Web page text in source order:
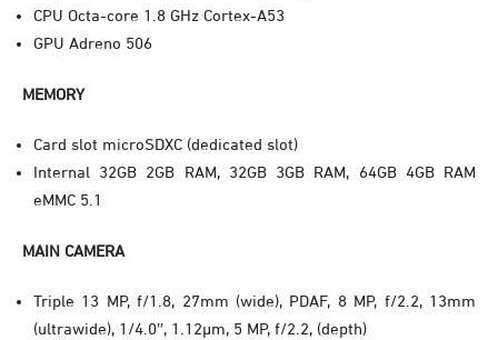
CPU Octa-core 1.8 GHz Cortex-A53
GPU Adreno 506
MEMORY
Card slot microSDXC (dedicated slot)
Internal 32GB 2GB RAM, 32GB 3GB RAM, 64GB 4GB RAM
eMMC 5.1
MAIN CAMERA
Triple 13 MP, f/1.8, 27mm (wide), PDAF, 8 MP, f/2.2, 13mm
(ultrawide), 1/4.0″, 1.12µm, 5 MP, f/2.2, (depth)